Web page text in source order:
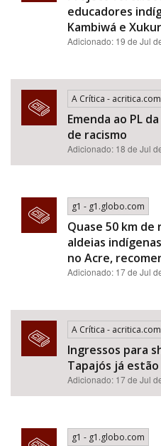
educadores
Kambiwá e
Adicionado: 19 de Jul
A Crítica - acritica.com
Emenda ao PL
de racismo​​​​​​​​​​​​​​​​​​​​​​​​​​​​​​​​​​​​​​​​​​
Adicionado: 18 de Jul
g1 - g1.globo.com
Quase 50 km de
aldeias
no Acre,
Adicionado: 17 de Jul
A Crítica - acritica.com
Ingressos para
Tapajós já
Adicionado: 17 de Jul
g1 - g1.globo.com